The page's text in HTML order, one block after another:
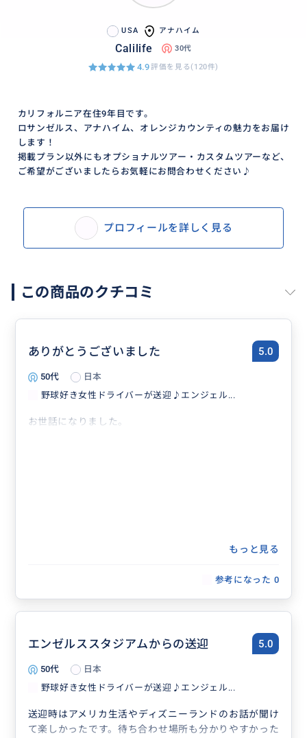
USA アナハイム
Calilife 30代
4.9評価を見る(120件)
カリフォルニア在住9年目です。
ロサンゼルス、アナハイム、オレンジカウンティの魅力をお届け
します！
掲載プラン以外にもオプショナルツアー・カスタムツアーなど、
ご希望がございましたらお気軽にお問合わせください♪
プロフィールを詳しく見る
この商品のクチコミ
ありがとうございました 5.0
50代
日本
野球好き女性ドライバーが送迎♪エンジェル...
お世話になりました。
もっと見る
参考になった 0
エンゼルススタジアムからの送迎 5.0
50代
日本
野球好き女性ドライバーが送迎♪エンジェル...
送迎時はアメリカ生活やディズニーランドのお話が聞け
て楽しかったです。待ち合わせ場所も分かりやすかった